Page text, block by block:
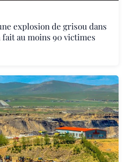
explosion de grisou dans
au moins 90 victimes